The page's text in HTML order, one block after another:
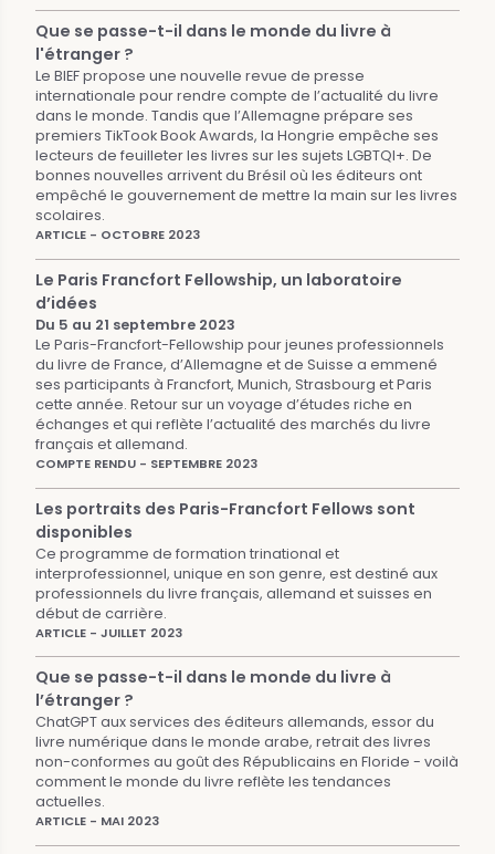
Que se passe-t-il dans le monde du livre à
l'étranger ?
Le BIEF propose une nouvelle revue de presse
internationale pour rendre compte de l’actualité du livre
dans le monde. Tandis que l’Allemagne prépare ses
premiers TikTook Book Awards, la Hongrie empêche ses
lecteurs de feuilleter les livres sur les sujets LGBTQI+. De
bonnes nouvelles arrivent du Brésil où les éditeurs ont
empêché le gouvernement de mettre la main sur les livres
scolaires.
ARTICLE - OCTOBRE 2023
Le Paris Francfort Fellowship, un laboratoire
d’idées
Du 5 au 21 septembre 2023
Le Paris-Francfort-Fellowship pour jeunes professionnels
du livre de France, d’Allemagne et de Suisse a emmené
ses participants à Francfort, Munich, Strasbourg et Paris
cette année. Retour sur un voyage d’études riche en
échanges et qui reflète l’actualité des marchés du livre
français et allemand.
COMPTE RENDU - SEPTEMBRE 2023
Les portraits des Paris-Francfort Fellows sont
disponibles
Ce programme de formation trinational et
interprofessionnel, unique en son genre, est destiné aux
professionnels du livre français, allemand et suisses en
début de carrière.
ARTICLE - JUILLET 2023
Que se passe-t-il dans le monde du livre à
l’étranger ?
ChatGPT aux services des éditeurs allemands, essor du
livre numérique dans le monde arabe, retrait des livres
non-conformes au goût des Républicains en Floride - voilà
comment le monde du livre reflète les tendances
actuelles.
ARTICLE - MAI 2023